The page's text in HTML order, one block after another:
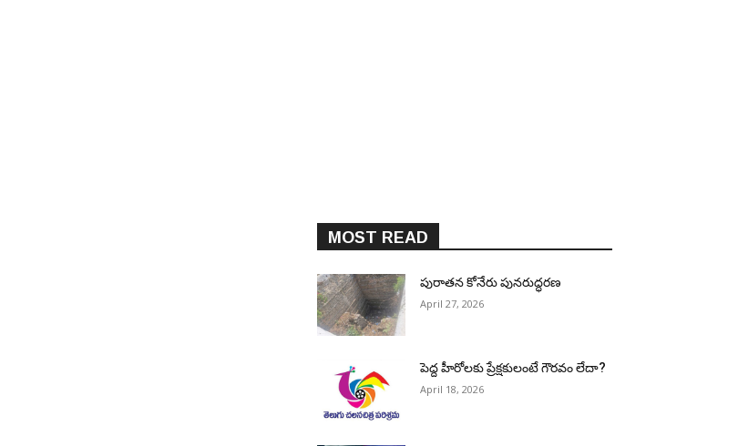
MOST READ
పురాత‌న కోనేరు పున‌రుద్ధ‌ర‌ణ
April 27, 2026
పెద్ద హీరోల‌కు ప్రేక్ష‌కులంటే గౌర‌వం లేదా?
April 18, 2026